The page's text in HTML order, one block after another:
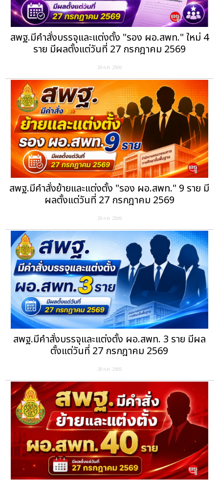
สพฐ.มีคำสั่งบรรจุและแต่งตั้ง "รอง ผอ.สพท." ใหม่ 4
ราย มีผลตั้งแต่วันที่ 27 กรกฎาคม 2569
29 ก.ค. 2569
สพฐ.มีคำสั่งย้ายและแต่งตั้ง "รอง ผอ.สพท." 9 ราย มี
ผลตั้งแต่วันที่ 27 กรกฎาคม 2569
29 ก.ค. 2569
สพฐ.มีคำสั่งบรรจุและแต่งตั้ง ผอ.สพท. 3 ราย มีผล
ตั้งแต่วันที่ 27 กรกฎาคม 2569
28 ก.ค. 2569